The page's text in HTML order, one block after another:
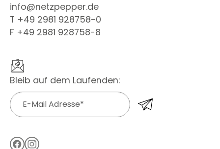
info@netzpepper.de
T +49 2981 928758-0
F +49 2981 928758-8
Bleib auf dem Laufenden: